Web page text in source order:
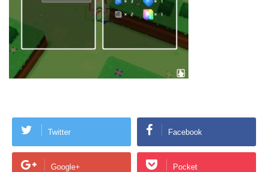
Twitter Facebook
Google+ Pocket